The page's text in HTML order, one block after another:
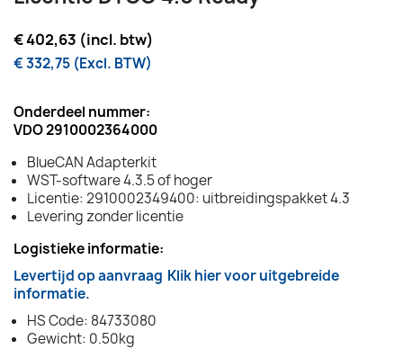
€ 402,63 (incl. btw)
€ 332,75 (Excl. BTW)
Onderdeel nummer:
VDO 2910002364000
BlueCAN Adapterkit
WST-software 4.3.5 of hoger
Licentie: 2910002349400: uitbreidingspakket 4.3
Levering zonder licentie
Logistieke informatie:
Levertijd op aanvraag Klik hier voor uitgebreide
informatie.
HS Code: 84733080
Gewicht: 0.50kg